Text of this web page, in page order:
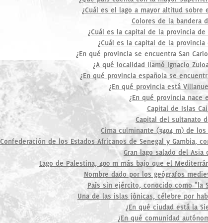
¿Cuál es el lago a mayor altitud sobre
Colores de la bandera
¿Cuál es la capital de la provincia de
¿Cuál es la capital de la provincia
¿En qué provincia se encuentra San
¿A qué localidad llamó Ignacio
¿En qué provincia española se
¿En qué provincia está
¿En qué provincia nace
Capital de Islas
Capital del sultanato
Cima culminante (3404 m) de
Confederación de los Estados Africanos de Senegal y Gambia,
Gran lago salado del Asia
Lago de Palestina, 400 m más bajo que el
Nombre dado por los geógrafos
País sin ejército, conocido como "la
Una de las islas jónicas, célebre por
¿En qué ciudad está la
¿En qué comunidad